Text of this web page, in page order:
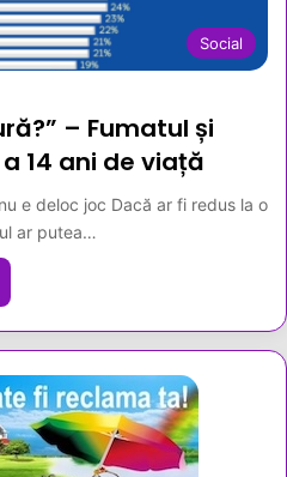
Social
– Fumatul și
14 ani de viață
e deloc joc Dacă ar fi redus la o
ar putea…